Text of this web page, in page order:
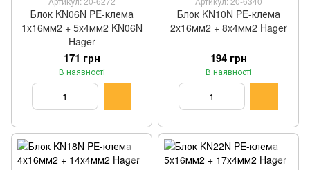
Блок KN06N PE-клема
1x16мм2 + 5x4мм2 KN06N
Hager
171 грн
В наявності
Блок KN10N PE-клема
2x16мм2 + 8x4мм2 Hager
194 грн
В наявності